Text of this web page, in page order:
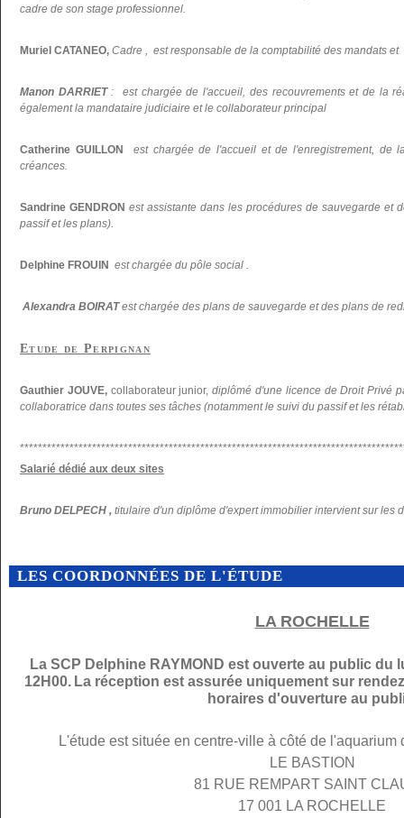
cadre de son stage professionnel.
Muriel CATANEO, Cadre , est responsable de la comptabilité des mandats et
Manon DARRIET: est chargée de l'accueil, des recouvrements et de la
également la mandataire judiciaire et le collaborateur principal
Catherine GUILLON
est chargée de l'accueil et de l'enregistrement, de
créances.
Sandrine GENDRON est assistante dans les procédures de sauvegarde et
passif et les plans).
Delphine FROUIN est chargée du pôle social .
Alexandra BOIRAT est chargée des plans de sauvegarde et des plans de
Etude de Perpignan
Gauthier JOUVE, collaborateur junior, diplômé d'une licence de Droit Privé
collaboratrice dans toutes ses tâches (notamment le suivi du passif et les
Salarié dédié aux deux sites
Bruno DELPECH , titulaire d'un diplôme d'expert immobilier intervient sur les
LES COORDONNÉES DE L'ÉTUDE
LA ROCHELLE
La SCP Delphine RAYMOND est ouverte au public du
12H00. La réception est assurée uniquement sur
horaires d'ouverture au
L'étude est située en centre-ville à côté de l'aquarium
LE BASTION
81 RUE REMPART SAINT
17 001 LA ROCHELLE